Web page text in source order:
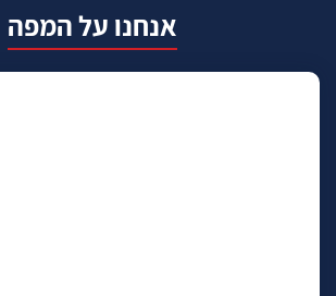
אנחנו על המפה